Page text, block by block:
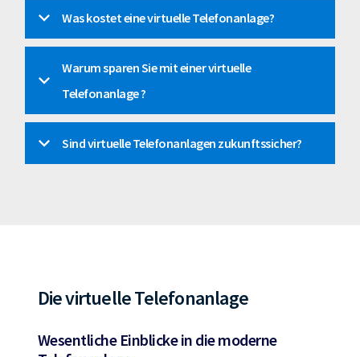
Was kostet eine virtuelle Telefonanlage?
Warum sparen Sie mit einer virtuelle
Telefonanlage ?
Sind virtuelle Telefonanlagen zukunftssicher?
Die virtuelle Telefonanlage
Wesentliche Einblicke in die moderne